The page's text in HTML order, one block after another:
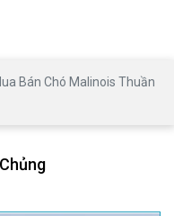
Bán Chó Malinois Thuần